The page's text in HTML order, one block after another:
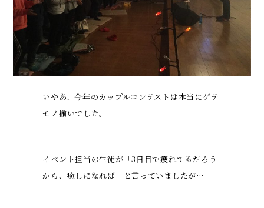
いやあ、今年のカップルコンテストは本当にゲテ
モノ揃いでした。
イベント担当の生徒が「3日目で疲れてるだろう
から、癒しになれば」と言っていましたが…